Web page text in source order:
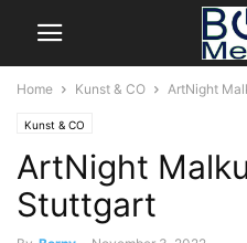
Home Kunst & CO ArtNight
Kunst & CO
ArtNight
Stuttgart